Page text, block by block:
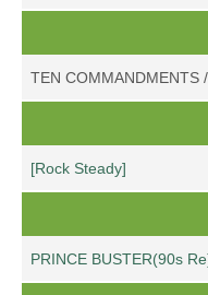
TEN COMMANDMENTS
[Rock Steady]
PRINCE BUSTER(90s